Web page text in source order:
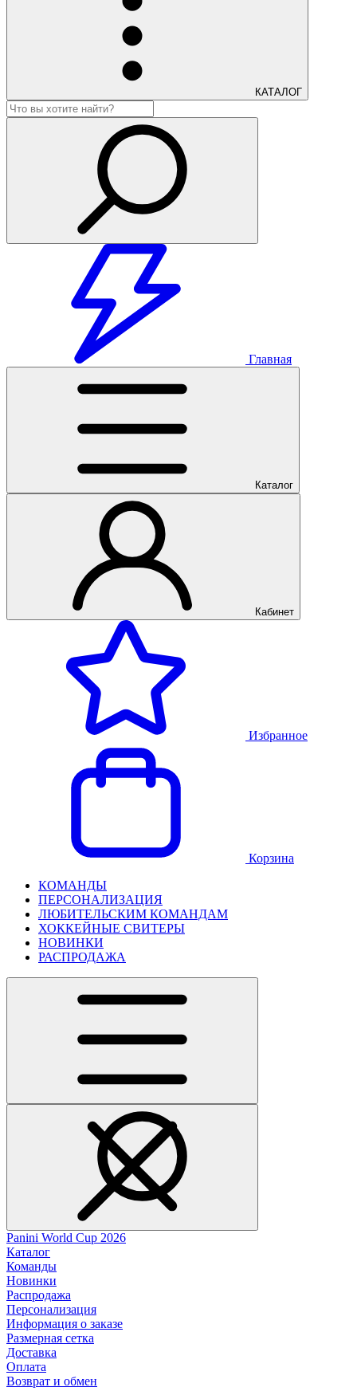
КАТАЛОГ
Главная
Каталог
Кабинет
Избранное
Корзина
КОМАНДЫ
ПЕРСОНАЛИЗАЦИЯ
ЛЮБИТЕЛЬСКИМ КОМАНДАМ
ХОККЕЙНЫЕ СВИТЕРЫ
НОВИНКИ
РАСПРОДАЖА
Panini World Cup 2026
Каталог
Команды
Новинки
Распродажа
Персонализация
Информация о заказе
Размерная сетка
Доставка
Оплата
Возврат и обмен